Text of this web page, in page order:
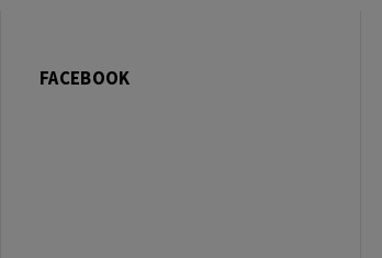
FACEBOOK